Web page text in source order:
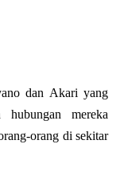
dan Akari yang
hubungan mereka
orang di sekitar